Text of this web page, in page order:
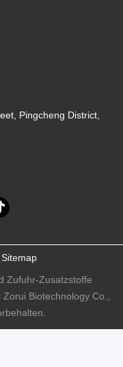
Pingcheng District,
Sitemap
Zufuhr-Zusatzstoffe
Biotechnology Co.,